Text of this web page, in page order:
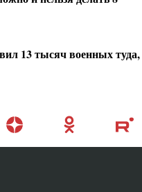
13 тысяч военных туда,